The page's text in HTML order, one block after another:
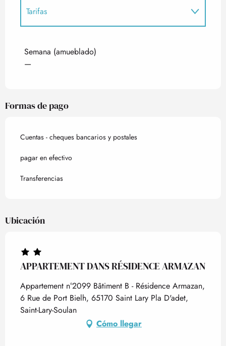
Tarifas
Semana (amueblado)
—
Formas de pago
Cuentas - cheques bancarios y postales
pagar en efectivo
Transferencias
Ubicación
APPARTEMENT DANS RÉSIDENCE ARMAZAN
Appartement n°2099 Bâtiment B - Résidence Armazan,
6 Rue de Port Bielh, 65170 Saint Lary Pla D'adet,
Saint-Lary-Soulan
Cómo llegar